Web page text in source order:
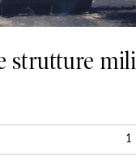
strutture
1